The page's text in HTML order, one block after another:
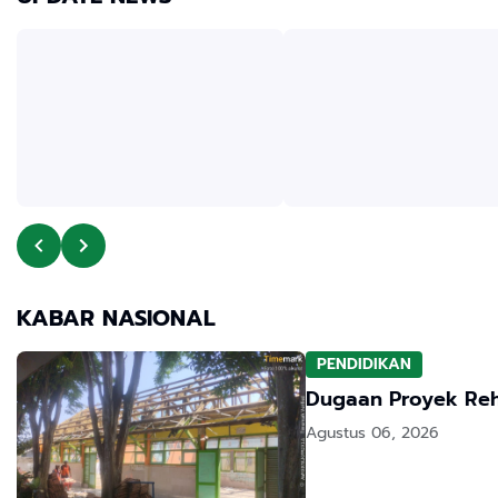
KABAR NASIONAL
PENDIDIKAN
Agustus 06, 2026